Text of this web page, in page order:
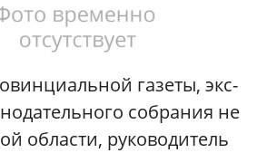
газеты, экс-
собрания не
области, руководитель